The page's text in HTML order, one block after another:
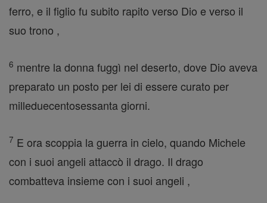
ferro, e il figlio fu subito rapito verso Dio e verso il
suo trono ,
6 mentre la donna fuggì nel deserto, dove Dio aveva
preparato un posto per lei di essere curato per
milleduecentosessanta giorni.
7 E ora scoppia la guerra in cielo, quando Michele
con i suoi angeli attaccò il drago. Il drago
combatteva insieme con i suoi angeli ,